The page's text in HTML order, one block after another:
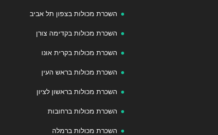
השכרת מכולות בצפון תל אביב
השכרת מכולות בקדימה צורן
השכרת מכולות בקרית אונו
השכרת מכולות בראש העין
השכרת מכולות בראשון לציון
השכרת מכולות ברחובות
השכרת מכולות ברמלה